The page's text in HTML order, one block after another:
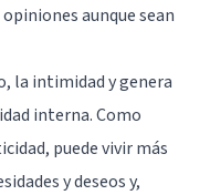
aunque sean
la intimidad y genera
interna. Como
puede vivir más
y deseos y,